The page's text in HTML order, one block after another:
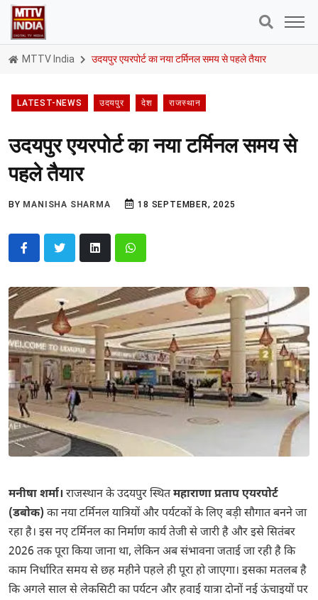
MTTV India उदयपुर एयरपोर्ट का नया टर्मिनल समय से पहले तैयार
LATEST-NEWS उदयपुर देश राजस्थान
उदयपुर एयरपोर्ट का नया टर्मिनल समय से
पहले तैयार
BY MANISHA SHARMA 18 SEPTEMBER, 2025
मनीषा शर्मा। राजस्थान के उदयपुर स्थितमहाराणा प्रताप एयरपोर्ट
(डबोक) का नया टर्मिनल यात्रियों और पर्यटकों के लिए बड़ी सौगात बनने जा
रहा है। इस नए टर्मिनल का निर्माण कार्य तेजी से जारी है और इसे सितंबर
2026 तक पूरा किया जाना था, लेकिन अब संभावना जताई जा रही है कि
काम निर्धारित समय से छह महीने पहले ही पूरा हो जाएगा। इसका मतलब है
कि अगले साल से लेकसिटी का पर्यटन और हवाई यात्रा दोनों नई ऊंचाइयों पर